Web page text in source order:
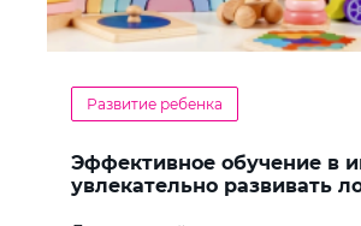
Развитие ребенка
Эффективное обучение в
увлекательно развивать